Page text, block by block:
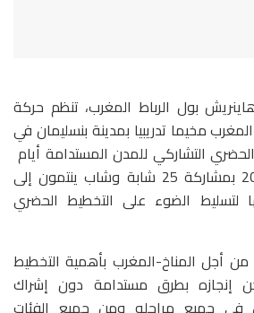
بول الرباط المغرب، تنظم حركة
مخيما تدريبيا بمدينة بنسليمان في
التشاركي للمدن المستدامة أيام
31-30 -29 أكتوبر 2021 بمشاركة 25 شابة وشاب ينتمون إلى
لتسليط الضوء على التخطيط الحضري
أجل المناخ-المغرب بأهمية التخطيط
إنجازه بطرق مستدامة دون إشراك
في جميع مراحله ومن جميع الفئات